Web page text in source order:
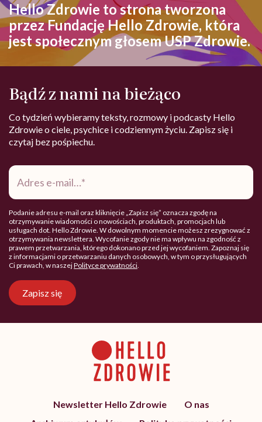
Hello Zdrowie to strona tworzona
przez Fundację Hello Zdrowie, która
jest społecznym głosem USP Zdrowie.
Bądź z nami na bieżąco
Co tydzień wybieramy teksty, rozmowy i podcasty Hello
Zdrowie o ciele, psychice i codziennym życiu. Zapisz się i
czytaj bez pośpiechu.
Adres
mail*
Podanie adresu e-mail oraz kliknięcie „Zapisz się” oznacza zgodę na
otrzymywanie wiadomości o nowościach, produktach, promocjach lub
usługach dot. Hello Zdrowie. W dowolnym momencie możesz zrezygnować z
otrzymywania newslettera. Wycofanie zgody nie ma wpływu na zgodność z
prawem przetwarzania, którego dokonano przed jej wycofaniem. Zapoznaj się
z informacjami o przetwarzaniu danych osobowych, w tym o przysługujących
Ci prawach, w naszejPolityce prywatności.
Zapisz się
Newsletter Hello Zdrowie
O nas